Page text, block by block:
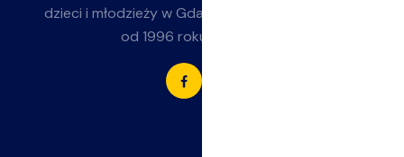
dzieci i młodzieży w Gdańsku-Jasieniu. Działamy
od 1996 roku przy SP 85.